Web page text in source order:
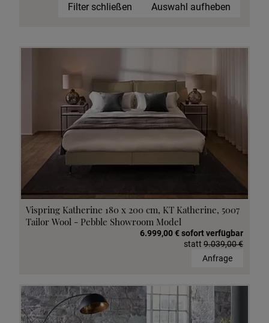
Filter schließen Auswahl aufheben
Vispring Katherine 180 x 200 cm, KT Katherine, 5007
Tailor Wool - Pebble Showroom Model
6.999,00 € sofort verfügbar
statt 9.039,00 €
Anfrage